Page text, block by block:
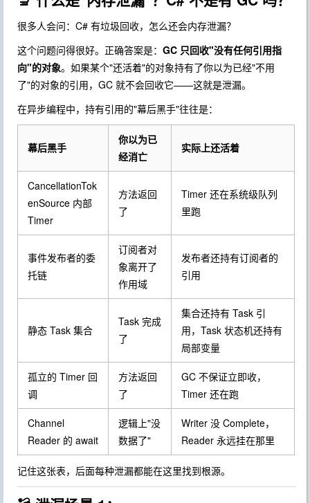
很多人会问：C# 有垃圾回收，怎么还会内存泄漏？
这个问题问得很好。正确答案是： GC 只回收"没有任何引用指
向"的对象。如果某个"还活着"的对象持有了你以为已经"不用
了"的对象的引用，GC 就不会回收它——这就是泄漏。
在异步编程中，持有引用的"幕后黑手"往往是：
幕后黑手
你以为已
经消亡
实际上还活着
CancellationTok
enSource 内部
Timer
方法返回
了
Timer 还在系统级队列
里跑
事件发布者的委
托链
订阅者对
象离开了
作用域
发布者还持有订阅者的
引用
静态 Task 集合
Task 完成
了
集合还持有 Task 引
用，Task 状态机还持有
局部变量
孤立的 Timer 回
调
方法返回
了
GC 不保证立即收，
Timer 还在跑
Channel
Reader 的 await
逻辑上"没
数据了"
Writer 没 Complete，
Reader 永远挂在那里
记住这张表，后面每种泄漏都能在这里找到根源。